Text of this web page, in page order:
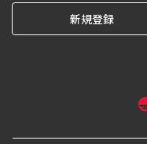
新規登録